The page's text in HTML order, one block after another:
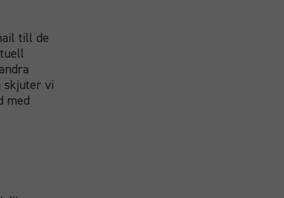
till de
skjuter vi
med